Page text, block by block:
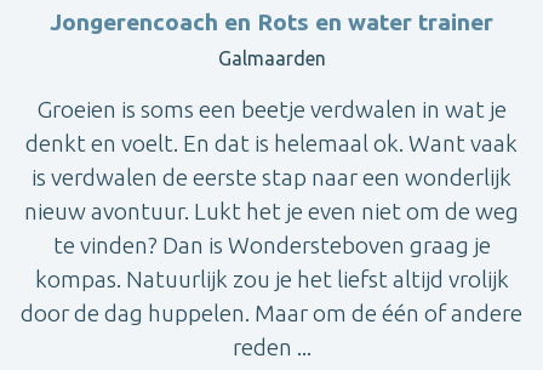
Jongerencoach en Rots en water trainer
Galmaarden
Groeien is soms een beetje verdwalen in wat je
denkt en voelt. En dat is helemaal ok. Want vaak
is verdwalen de eerste stap naar een wonderlijk
nieuw avontuur. Lukt het je even niet om de weg
te vinden? Dan is Wondersteboven graag je
kompas. Natuurlijk zou je het liefst altijd vrolijk
door de dag huppelen. Maar om de één of andere
reden ...